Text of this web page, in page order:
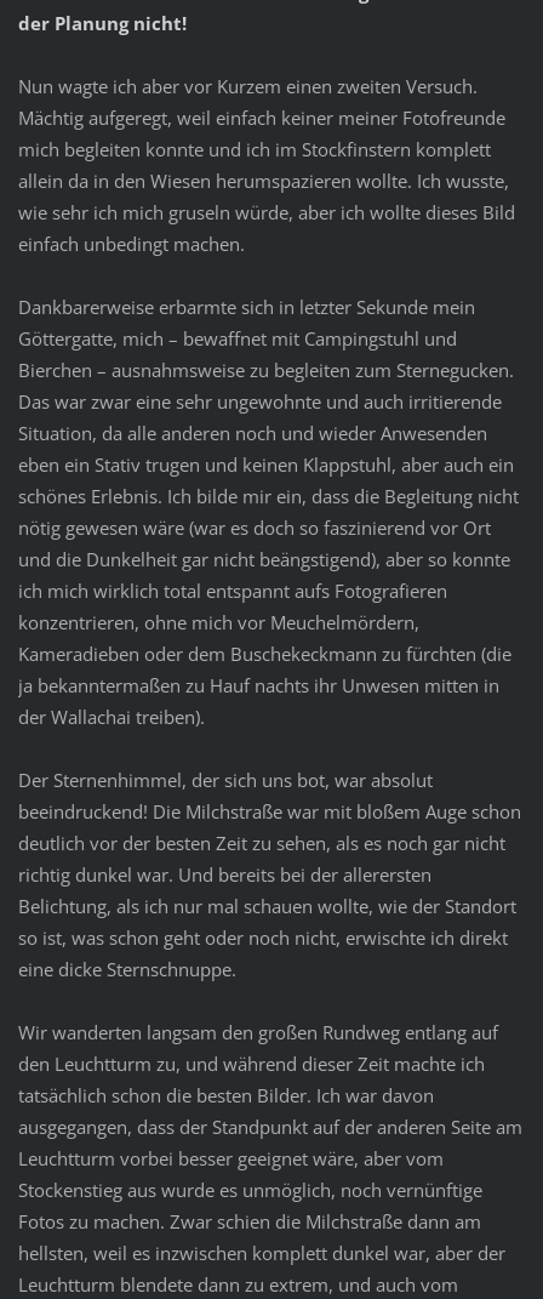
der Planung nicht!
Nun wagte ich aber vor Kurzem einen zweiten Versuch.
Mächtig aufgeregt, weil einfach keiner meiner Fotofreunde
mich begleiten konnte und ich im Stockfinstern komplett
allein da in den Wiesen herumspazieren wollte. Ich wusste,
wie sehr ich mich gruseln würde, aber ich wollte dieses Bild
einfach unbedingt machen.
Dankbarerweise erbarmte sich in letzter Sekunde mein
Göttergatte, mich – bewaffnet mit Campingstuhl und
Bierchen – ausnahmsweise zu begleiten zum Sternegucken.
Das war zwar eine sehr ungewohnte und auch irritierende
Situation, da alle anderen noch und wieder Anwesenden
eben ein Stativ trugen und keinen Klappstuhl, aber auch ein
schönes Erlebnis. Ich bilde mir ein, dass die Begleitung nicht
nötig gewesen wäre (war es doch so faszinierend vor Ort
und die Dunkelheit gar nicht beängstigend), aber so konnte
ich mich wirklich total entspannt aufs Fotografieren
konzentrieren, ohne mich vor Meuchelmördern,
Kameradieben oder dem Buschekeckmann zu fürchten (die
ja bekanntermaßen zu Hauf nachts ihr Unwesen mitten in
der Wallachai treiben).
Der Sternenhimmel, der sich uns bot, war absolut
beeindruckend! Die Milchstraße war mit bloßem Auge schon
deutlich vor der besten Zeit zu sehen, als es noch gar nicht
richtig dunkel war. Und bereits bei der allerersten
Belichtung, als ich nur mal schauen wollte, wie der Standort
so ist, was schon geht oder noch nicht, erwischte ich direkt
eine dicke Sternschnuppe.
Wir wanderten langsam den großen Rundweg entlang auf
den Leuchtturm zu, und während dieser Zeit machte ich
tatsächlich schon die besten Bilder. Ich war davon
ausgegangen, dass der Standpunkt auf der anderen Seite am
Leuchtturm vorbei besser geeignet wäre, aber vom
Stockenstieg aus wurde es unmöglich, noch vernünftige
Fotos zu machen. Zwar schien die Milchstraße dann am
hellsten, weil es inzwischen komplett dunkel war, aber der
Leuchtturm blendete dann zu extrem, und auch vom